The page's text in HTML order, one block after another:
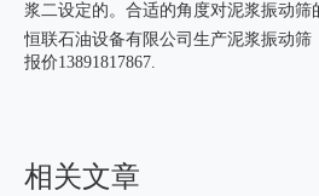
浆二设定的。合适的角度对泥浆振动筛
恒联石油设备有限公司生产泥浆振动筛
报价13891817867.
相关文章